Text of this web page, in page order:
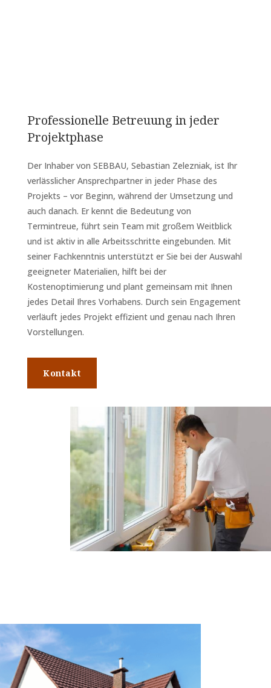
Professionelle Betreuung in jeder
Projektphase
Der Inhaber von SEBBAU, Sebastian Zelezniak, ist Ihr
verlässlicher Ansprechpartner in jeder Phase des
Projekts – vor Beginn, während der Umsetzung und
auch danach. Er kennt die Bedeutung von
Termintreue, führt sein Team mit großem Weitblick
und ist aktiv in alle Arbeitsschritte eingebunden. Mit
seiner Fachkenntnis unterstützt er Sie bei der Auswahl
geeigneter Materialien, hilft bei der
Kostenoptimierung und plant gemeinsam mit Ihnen
jedes Detail Ihres Vorhabens. Durch sein Engagement
verläuft jedes Projekt effizient und genau nach Ihren
Vorstellungen.
Kontakt